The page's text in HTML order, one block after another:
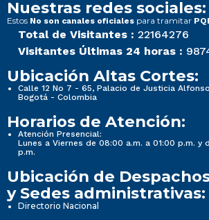
Nuestras redes sociales:
Estos No son canales oficiales para tramitar
Total de Visitantes : 22164276
Visitantes Últimas 24 horas :
Ubicación Altas Cortes:
Calle 12 No 7 - 65, Palacio de Justicia
Bogotá - Colombia
Horarios de Atención:
Atención Presencial:
Lunes a Viernes de 08:00 a.m. a 01:00 p.m. y
p.m.
Ubicación de
y Sedes administrativas:
Directorio Nacional